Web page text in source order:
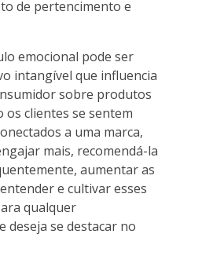
de pertencimento e
emocional pode ser
intangível que influencia
sobre produtos
os clientes se sentem
a uma marca,
mais, recomendá-la
aumentar as
e cultivar esses
qualquer
deseja se destacar no